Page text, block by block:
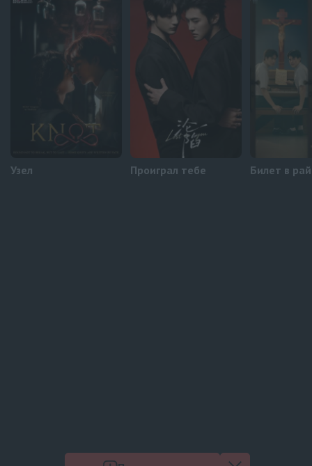
Оригинал
Не проси Пи Джейна
6 серия
Украинские субтитры
Украинские субтитры
Узел Проиграл тебе Билет в рай